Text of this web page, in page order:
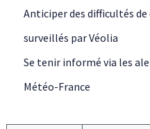
Anticiper des difficultés
surveillés par Véolia
Se tenir informé via les
Météo-France